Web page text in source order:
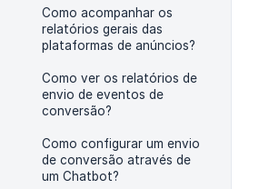
Como acompanhar os
relatórios gerais das
plataformas de anúncios?
Como ver os relatórios de
envio de eventos de
conversão?
Como configurar um envio
de conversão através de
um Chatbot?